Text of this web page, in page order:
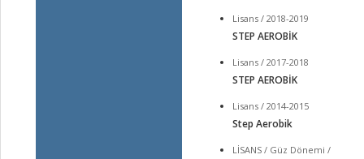
Lisans / 2018-2019
STEP AEROBİK
Lisans / 2017-2018
STEP AEROBİK
Lisans / 2014-2015
Step Aerobik
LİSANS / Güz Dönemi /